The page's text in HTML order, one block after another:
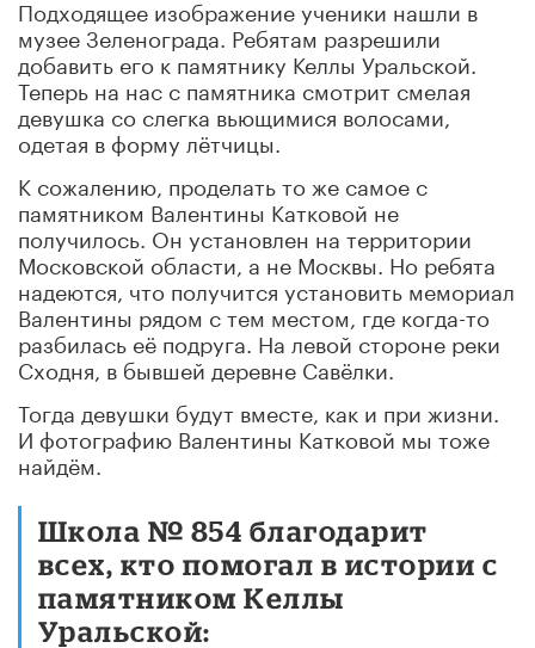
Подходящее изображение ученики нашли в
музее Зеленограда. Ребятам разрешили
добавить его к памятнику Келлы Уральской.
Теперь на нас с памятника смотрит смелая
девушка со слегка вьющимися волосами,
одетая в форму лётчицы.
К сожалению, проделать то же самое с
памятником Валентины Катковой не
получилось. Он установлен на территории
Московской области, а не Москвы. Но ребята
надеются, что получится установить мемориал
Валентины рядом с тем местом, где когда-то
разбилась её подруга. На левой стороне реки
Сходня, в бывшей деревне Савёлки.
Тогда девушки будут вместе, как и при жизни.
И фотографию Валентины Катковой мы тоже
найдём.
Школа № 854 благодарит
всех, кто помогал в истории с
памятником Келлы
Уральской: